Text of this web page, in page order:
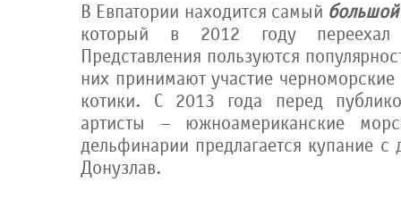
В Евпатории находится самый
который в 2012 году
Представления пользуются
них принимают участие
котики. С 2013 года перед
артисты – южноамериканские
дельфинарии предлагается купание
Донузлав.